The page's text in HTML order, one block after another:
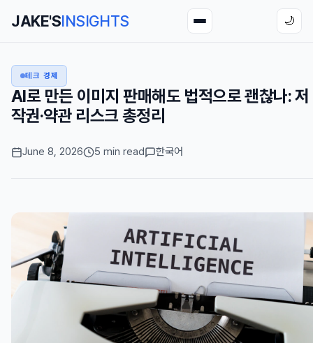
JAKE'SINSIGHTS 🌙
테크 경제
AI로 만든 이미지 판매해도 법적으로 괜찮나: 저
작권·약관 리스크 총정리
June 8, 2026 5 min read 한국어